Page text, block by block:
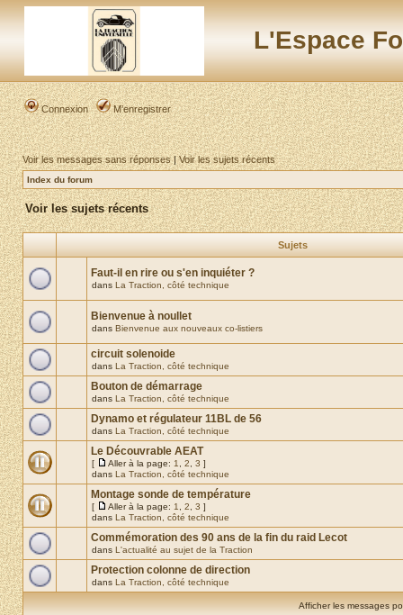
L'Espace
Connexion M’enregistrer
Voir les messages sans réponses|Voir les sujets récents
Index du forum
Voir les sujets récents
Sujets
Faut-il en rire ou s'en inquiéter ?
dans La Traction, côté technique
Bienvenue à noullet
dans Bienvenue aux nouveaux co-listiers
circuit solenoide
dans La Traction, côté technique
Bouton de démarrage
dans La Traction, côté technique
Dynamo et régulateur 11BL de 56
dans La Traction, côté technique
Le Découvrable AEAT
[ Aller à la page: 1 2 3 ]
dans La Traction, côté technique
Montage sonde de température
[ Aller à la page: 1 2 3 ]
dans La Traction, côté technique
Commémoration des 90 ans de la fin du raid Lecot
dans L'actualité au sujet de la Traction
Protection colonne de direction
dans La Traction, côté technique
Afficher les messages